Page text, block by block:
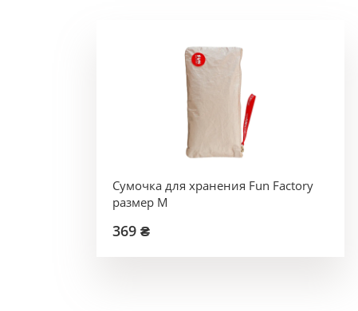
Сумочка для хранения Fun Factory
размер M
369 ₴